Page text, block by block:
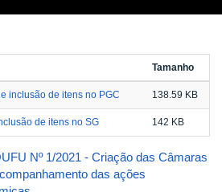
Tamanho
inclusão de itens no PGC 138.59 KB
de itens no SG 142 KB
Nº 1/2021 - Criação das Câmaras
das ações